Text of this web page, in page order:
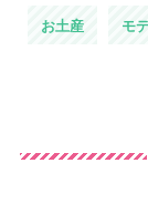
お土産 モ